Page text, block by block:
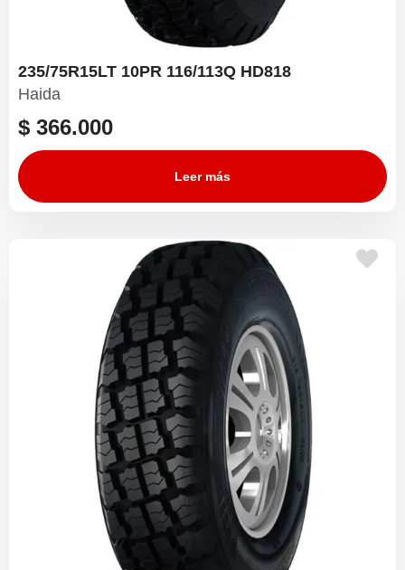
235/75R15LT 10PR 116/113Q HD818
Haida
$ 366.000
Leer más